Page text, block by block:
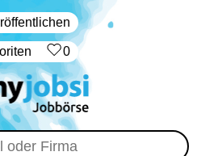
0